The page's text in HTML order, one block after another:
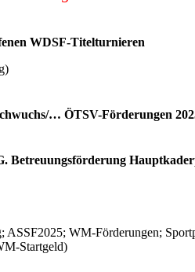
WDSF-Titelturnieren
… ÖTSV-Förderungen
Betreuungsförderung
ASSF2025; WM-Förderungen;
Startgeld)